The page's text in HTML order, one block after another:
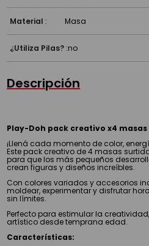
Material : Masa
¿Utiliza Pilas? :no
Descripción
Play-Doh pack creativo x4
¡Llená cada momento de color,
Este pack creativo de 4 masas
para que los más pequeños
crean figuras y diseños increíbles.
Con colores variados y accesorios
moldear, experimentar y disfrutar
sin límites.
Perfecto para estimular la
artístico desde temprana edad.
Características: